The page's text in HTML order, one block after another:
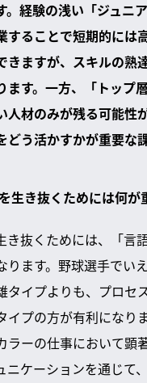
。経験の浅い「ジュニ
することで短期的には
きますが、スキルの熟
ます。一方、「トップ
人材のみが残る可能性
どう活かすかが重要な
生き抜くためには何が
き抜くためには、「言
ります。野球選手でい
タイプよりも、プロセ
イプの方が有利になり
ラーの仕事において顕著
ニケーションを通じて